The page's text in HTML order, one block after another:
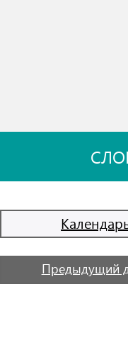
Предыдущий